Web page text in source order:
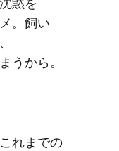
黙を​
。​飼い​
うから。​
れまでの​